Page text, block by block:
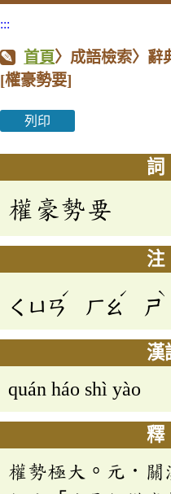
:::
首頁〉成語檢索〉辭
[權豪勢要]
列印
權豪勢要
ㄑㄩㄢ
ˊ
ㄏㄠ
ˊ
ㄕ
ˋ
漢
quán háo shì yào
權勢極大。元．